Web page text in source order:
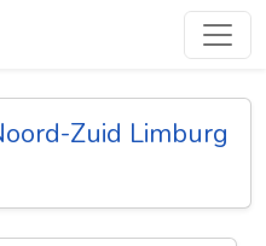
Zuid Limburg